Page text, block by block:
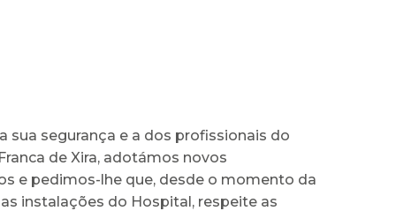
sua segurança e a dos profissionais do
de Xira, adotámos novos
e pedimos-lhe que, desde o momento da
instalações do Hospital, respeite as